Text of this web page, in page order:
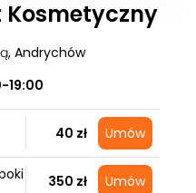
Kosmetyczny
, Andrychów
19:00
40 zł Umów
350 zł Umów